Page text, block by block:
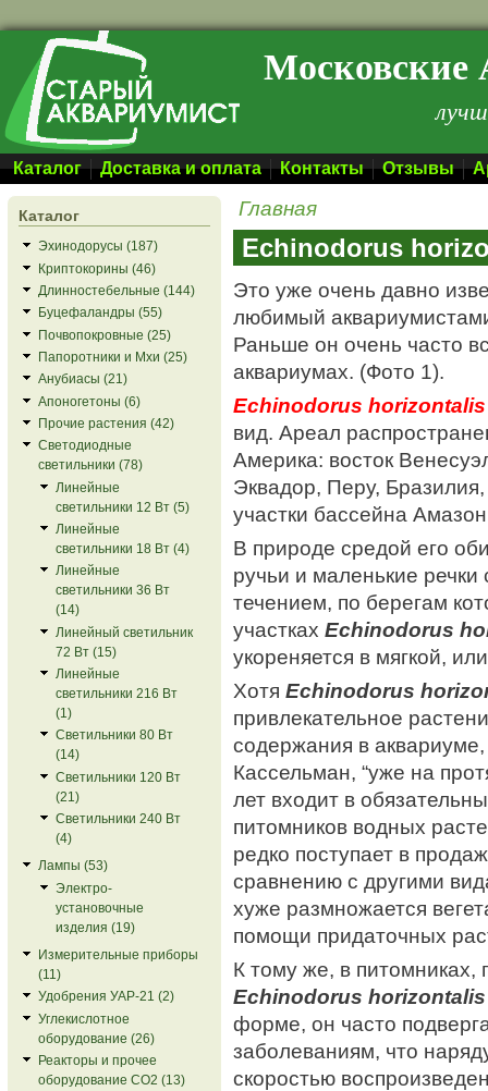
Перейти к основному содержанию Московские
Каталог Доставка и оплата Контакты Отзывы
Каталог
Эхинодорусы (187)
Криптокорины (46)
Длинностебельные (144)
Буцефаландры (55)
Почвопокровные (25)
Папоротники и Мхи (25)
Анубиасы (21)
Апоногетоны (6)
Прочие растения (42)
Светодиодные
светильники (78)
Линейные
светильники 12 Вт (5)
Линейные
светильники 18 Вт (4)
Линейные
светильники 36 Вт
(14)
Линейный светильник
72 Вт (15)
Линейные
светильники 216 Вт
(1)
Светильники 80 Вт
(14)
Светильники 120 Вт
(21)
Светильники 240 Вт
(4)
Лампы (53)
Электро-
установочные
изделия (19)
Измерительные приборы
(11)
Удобрения УАР-21 (2)
Углекислотное
оборудование (26)
Реакторы и прочее
оборудование СО2 (13)
Главная
Echinodorus
Это уже очень давно
любимый
Раньше он очень часто
аквариумах. (Фото 1).
Echinodorus horizontalis
вид. Ареал
Америка: восток
Эквадор, Перу,
участки бассейна
В природе средой его
ручьи и маленькие
течением, по берегам
участкахEchinodorus
укореняется в мягкой,
ХотяEchinodorus
привлекательное
содержания в
Кассельман, “уже на
лет входит в
питомников водных
редко поступает в
сравнению с другими
хуже размножается
помощи придаточных
К тому же, в питомниках,
Echinodorus horizontalis
форме, он часто
заболеваниям, что
скоростью